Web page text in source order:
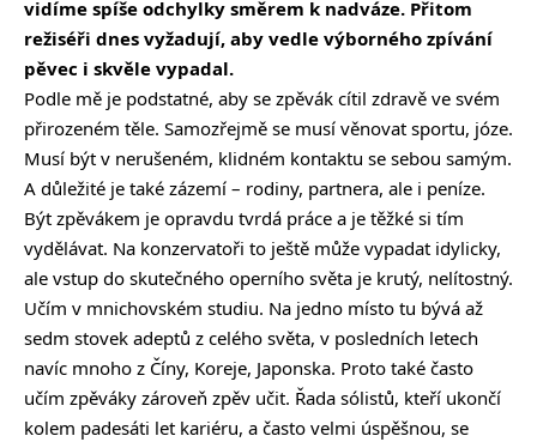
vidíme spíše odchylky směrem k nadváze. Přitom
režiséři dnes vyžadují, aby vedle výborného zpívání
pěvec i skvěle vypadal.
Podle mě je podstatné, aby se zpěvák cítil zdravě ve svém
přirozeném těle. Samozřejmě se musí věnovat sportu, józe.
Musí být v nerušeném, klidném kontaktu se sebou samým.
A důležité je také zázemí – rodiny, partnera, ale i peníze.
Být zpěvákem je opravdu tvrdá práce a je těžké si tím
vydělávat. Na konzervatoři to ještě může vypadat idylicky,
ale vstup do skutečného operního světa je krutý, nelítostný.
Učím v mnichovském studiu. Na jedno místo tu bývá až
sedm stovek adeptů z celého světa, v posledních letech
navíc mnoho z Číny, Koreje, Japonska. Proto také často
učím zpěváky zároveň zpěv učit. Řada sólistů, kteří ukončí
kolem padesáti let kariéru, a často velmi úspěšnou, se